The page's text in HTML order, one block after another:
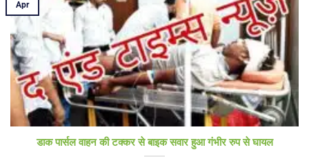
डाक पार्सल वाहन की टक्कर से बाइक सवार हुआ गंभीर रुप से घायल
Apr